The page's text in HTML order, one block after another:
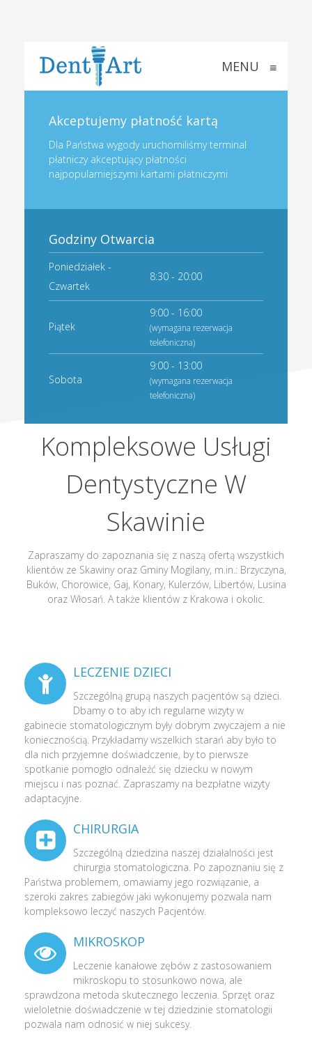
MENU ≡
Akceptujemy płatność kartą
Dla Państwa wygody uruchomiliśmy terminal
płatniczy akceptujący płatności
najpopularniejszymi kartami płatniczymi
Godziny Otwarcia
Poniedziałek -
Czwartek
8:30 - 20:00
Piątek
9:00 - 16:00
(wymagana rezerwacja
telefoniczna)
Sobota
9:00 - 13:00
(wymagana rezerwacja
telefoniczna)
Kompleksowe Usługi
Dentystyczne W
Skawinie
Zapraszamy do zapoznania się z naszą ofertą wszystkich
klientów ze Skawiny oraz Gminy Mogilany, m.in.: Brzyczyna,
Buków, Chorowice, Gaj, Konary, Kulerzów, Libertów, Lusina
oraz Włosań. A także klientów z Krakowa i okolic.
LECZENIE DZIECI
Szczególną grupą naszych pacjentów są dzieci.
Dbamy o to aby ich regularne wizyty w
gabinecie stomatologicznym były dobrym zwyczajem a nie
koniecznością. Przykładamy wszelkich starań aby było to
dla nich przyjemne doświadczenie, by to pierwsze
spotkanie pomogło odnaleźć się dziecku w nowym
miejscu i nas poznać. Zapraszamy na bezpłatne wizyty
adaptacyjne.
CHIRURGIA
Szczególną dziedzina naszej działalności jest
chirurgia stomatologiczna. Po zapoznaniu się z
Państwa problemem, omawiamy jego rozwiązanie, a
szeroki zakres zabiegów jaki wykonujemy pozwala nam
kompleksowo leczyć naszych Pacjentów.
MIKROSKOP
Leczenie kanałowe zębów z zastosowaniem
mikroskopu to stosunkowo nowa, ale
sprawdzona metoda skutecznego leczenia. Sprzęt oraz
wieloletnie doświadczenie w tej dziedzinie stomatologii
pozwala nam odnosić w niej sukcesy.